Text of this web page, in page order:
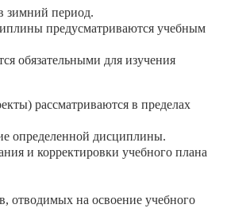
зимний период.
предусматриваются учебным
обязательными для изучения
рассматриваются в пределах
определенной дисциплины.
и корректировки учебного плана
отводимых на освоение учебного